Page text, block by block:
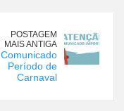
POSTAGEM
MAIS ANTIGA
Comunicado
Período de
Carnaval